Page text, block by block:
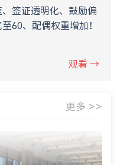
签证透明化、鼓励偏
60、配偶权重增加！
观看 →
更多 >>